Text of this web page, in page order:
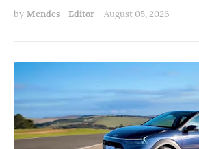
by Mendes - Editor - August 05, 2026